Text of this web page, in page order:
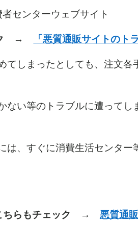
者センターウェブサイト
ク → 「悪質通販サイトのト
てしまったとしても、注文
ない等のトラブルに遭って
は、すぐに消費生活センター
ちらもチェック → 悪質通